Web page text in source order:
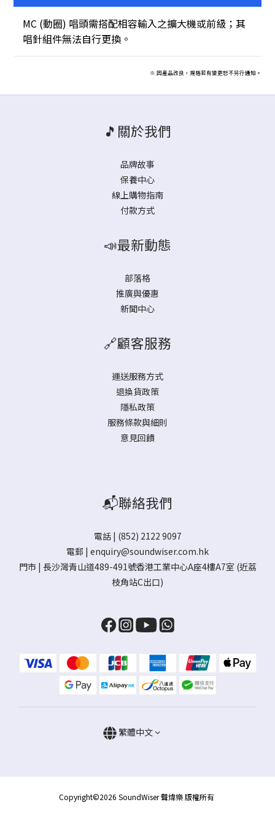
MC (動圈) 唱頭需搭配相容輸入之擴大機或前級；其
唱針組件無法自行更換。
※ 因產品改良，規格若有變更恕不另行通知。
🎵關於我們
品牌故事
保養中心
線上購物指南
付款方式
📣最新動態
部落格
推廣與優惠
新聞中心
🔗顧客服務
運送服務方式
退換貨政策
隱私政策
服務條款與細則
意見回饋
📬聯絡我們
電話 | (852) 2122 9097
電郵 | enquiry@soundwiser.com.hk
門市 | 長沙灣青山道489-491號香港工業中心A座4樓A7室 (近荔
枝角站C出口)
繁體中文
Copyright©2026 SoundWiser 聲煒樂 版權所有